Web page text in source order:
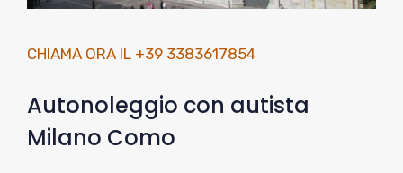
CHIAMA ORA IL +39 3383617854
Autonoleggio con autista
Milano Como